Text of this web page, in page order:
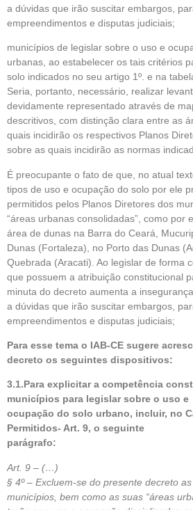
a dúvidas que irão suscitar embargos,
empreendimentos e disputas judiciais;
municípios de legislar sobre o uso e
urbanas, ao estabelecer os tais critérios
solo indicados no seu artigo 1º. e na
Seria, portanto, necessário, realizar
devidamente representado através de
descritivos, com distinção clara entre as
quais incidirão os respectivos Planos
sobre as quais incidirão as normas
É preocupante o fato de que, no atual
tipos de uso e ocupação do solo por ele
permitidos pelos Planos Diretores dos
“áreas urbanas consolidadas”, como por
área de dunas na Barra do Ceará,
Dunas (Fortaleza), no Porto das Dunas
Quebrada (Aracati). Ao legislar de forma
que possuem a atribuição constitucional
minuta do decreto aumenta a
a dúvidas que irão suscitar embargos,
empreendimentos e disputas judiciais;
Para esse tema o IAB-CE sugere
decreto os seguintes dispositivos:
3.1.Para explicitar a competência
municípios para legislar sobre o uso e
ocupação do solo urbano, incluir, no
Permitidos- Art. 9, o seguinte
parágrafo:
Art. 9 – (…)
§ 4º – Excluem-se do presente decreto
municípios, bem como as suas “áreas